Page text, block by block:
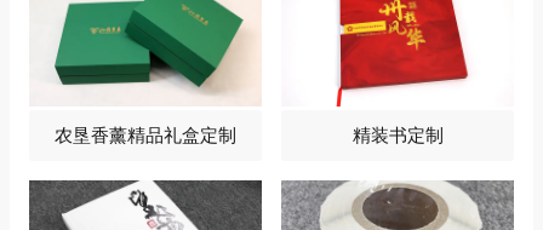
农垦香薰精品礼盒定制 精装书定制